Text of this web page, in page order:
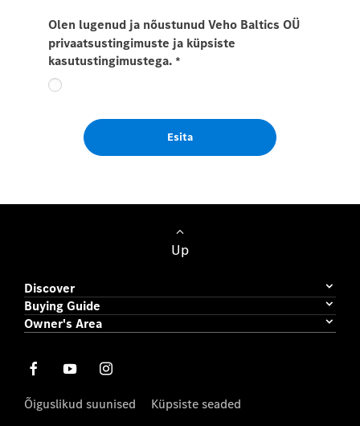
Olen lugenud ja nõustunud Veho Baltics OÜ
privaatsustingimuste ja küpsiste
kasutustingimustega. *
Esita
Up
Discover
Buying Guide
Owner's Area
Õiguslikud suunised Küpsiste seaded